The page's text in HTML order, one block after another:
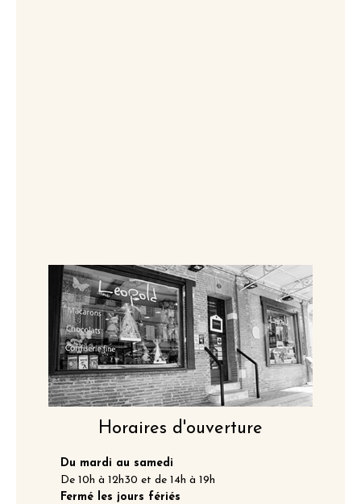
Horaires d'ouverture
Du mardi au samedi
De 10h à 12h30 et de 14h à 19h
Fermé les jours fériés